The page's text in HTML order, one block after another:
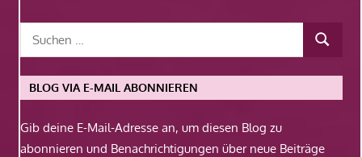
BLOG VIA E-MAIL ABONNIEREN
Gib deine E-Mail-Adresse an, um diesen Blog zu
abonnieren und Benachrichtigungen über neue Beiträge